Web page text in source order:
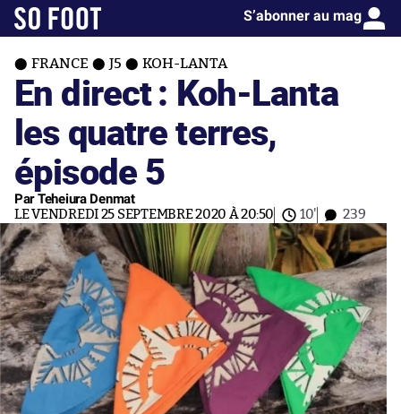
S’abonner au mag
FRANCE J5 KOH-LANTA
En direct : Koh-Lanta
les quatre terres,
épisode 5
Par Teheiura Denmat
LE VENDREDI 25 SEPTEMBRE 2020 À 20:50 10' 239